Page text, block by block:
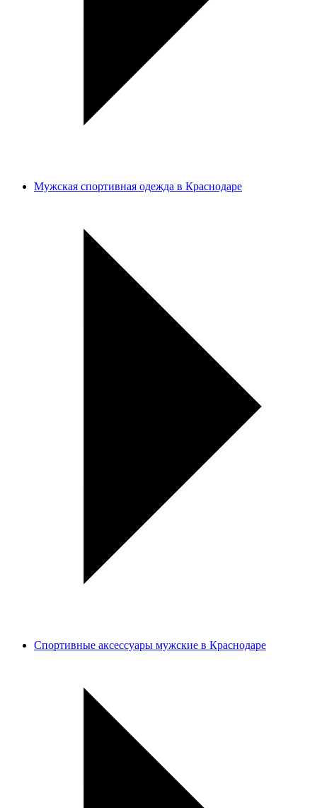
Мужская спортивная одежда в Краснодаре
Спортивные аксессуары мужские в Краснодаре